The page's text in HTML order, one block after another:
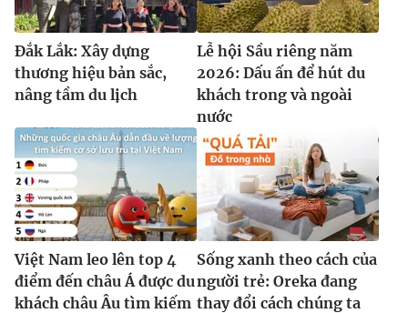
Đắk Lắk: Xây dựng
thương hiệu bản sắc,
nâng tầm du lịch
Lễ hội Sầu riêng năm
2026: Dấu ấn để hút du
khách trong và ngoài
nước
Việt Nam leo lên top 4
điểm đến châu Á được du
khách châu Âu tìm kiếm
Sống xanh theo cách của
người trẻ: Oreka đang
thay đổi cách chúng ta